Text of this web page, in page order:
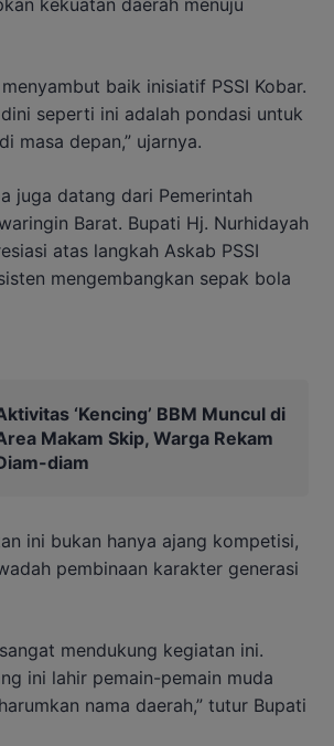
kekuatan daerah menuju
baik inisiatif PSSI Kobar.
seperti ini adalah pondasi untuk
masa depan,” ujarnya.
juga datang dari Pemerintah
Barat. Bupati Hj. Nurhidayah
atas langkah Askab PSSI
mengembangkan sepak bola
‘Kencing’ BBM Muncul di
Makam Skip, Warga Rekam
diam
ini bukan hanya ajang kompetisi,
pembinaan karakter generasi
mendukung kegiatan ini.
ini lahir pemain-pemain muda
nama daerah,” tutur Bupati